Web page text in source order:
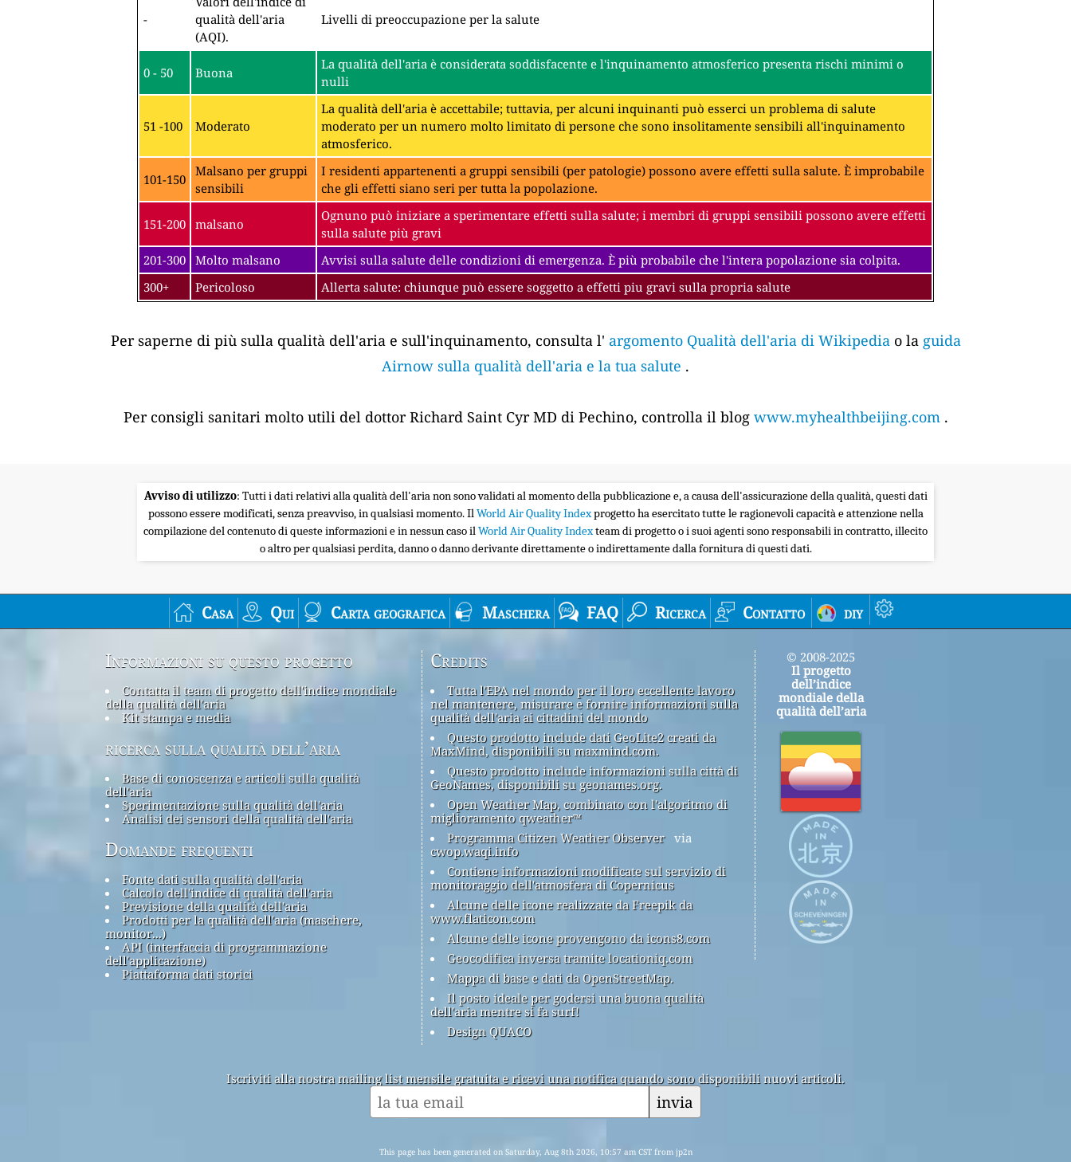
-
qualità dell'aria
(AQI).
Livelli di preoccupazione per la salute
0 - 50 Buona
La qualità dell'aria è considerata soddisfacente e l'inquinamento atmosferico presenta rischi minimi o
nulli
51 -100 Moderato
La qualità dell'aria è accettabile; tuttavia, per alcuni inquinanti può esserci un problema di salute
moderato per un numero molto limitato di persone che sono insolitamente sensibili all'inquinamento
atmosferico.
101-150
Malsano per gruppi
sensibili
I residenti appartenenti a gruppi sensibili (per patologie) possono avere effetti sulla salute. È improbabile
che gli effetti siano seri per tutta la popolazione.
151-200 malsano
Ognuno può iniziare a sperimentare effetti sulla salute; i membri di gruppi sensibili possono avere effetti
sulla salute più gravi
201-300 Molto malsano
Avvisi sulla salute delle condizioni di emergenza. È più probabile che l'intera popolazione sia colpita.
300+
Pericoloso Allerta salute: chiunque può essere soggetto a effetti piu gravi sulla propria salute
Per saperne di più sulla qualità dell'aria e sull'inquinamento, consulta l' argomento Qualità dell'aria di Wikipediao la guida
Airnow sulla qualità dell'aria e la tua salute .
Per consigli sanitari molto utili del dottor Richard Saint Cyr MD di Pechino, controlla il blog www.myhealthbeijing.com.
Avviso di utilizzo: Tutti i dati relativi alla qualità dell'aria non sono validati al momento della pubblicazione e, a causa dell'assicurazione della qualità, questi dati
possono essere modificati, senza preavviso, in qualsiasi momento. IlWorld Air Quality Indexprogetto ha esercitato tutte le ragionevoli capacità e attenzione nella
compilazione del contenuto di queste informazioni e in nessun caso ilWorld Air Quality Indexteam di progetto o i suoi agenti sono responsabili in contratto, illecito
o altro per qualsiasi perdita, danno o danno derivante direttamente o indirettamente dalla fornitura di questi dati.
Casa Qui Carta geografica Maschera FAQ Ricerca Contatto diy
Informazioni su questo progetto
Contatta il team di progetto dell'indice mondiale
della qualità dell'aria
Kit stampa e media
ricerca sulla qualità dell’aria
Base di conoscenza e articoli sulla qualità
dell'aria
Sperimentazione sulla qualità dell'aria
Analisi dei sensori della qualità dell'aria
Domande frequenti
Fonte dati sulla qualità dell'aria
Calcolo dell'indice di qualità dell'aria
Previsione della qualità dell'aria
Prodotti per la qualità dell'aria (maschere,
monitor...)
API (interfaccia di programmazione
dell'applicazione)
Piattaforma dati storici
Credits
Tutta l'EPA nel mondo per il loro eccellente lavoro
nel mantenere, misurare e fornire informazioni sulla
qualità dell'aria ai cittadini del mondo
Questo prodotto include dati GeoLite2 creati da
MaxMind, disponibili su maxmind.com.
Questo prodotto include informazioni sulla città di
GeoNames, disponibili su geonames.org.
Open Weather Map, combinato con l'algoritmo di
miglioramento qweather™
Programma Citizen Weather Observer via
cwop.waqi.info
Contiene informazioni modificate sul servizio di
monitoraggio dell'atmosfera di Copernicus
Alcune delle icone realizzate da Freepik da
www.flaticon.com
Alcune delle icone provengono da icons8.com
Geocodifica inversa tramite locationiq.com
Mappa di base e dati da OpenStreetMap.
Il posto ideale per godersi una buona qualità
dell'aria mentre si fa surf!
Design QUACO
© 2008-2025
Il progetto
dell’indice
mondiale della
qualità dell’aria
Iscriviti alla nostra mailing list mensile gratuita e ricevi una notifica quando sono disponibili nuovi articoli.
invia
This page has been generated on Saturday, Aug 8th 2026, 10:57 am CST from jp2n